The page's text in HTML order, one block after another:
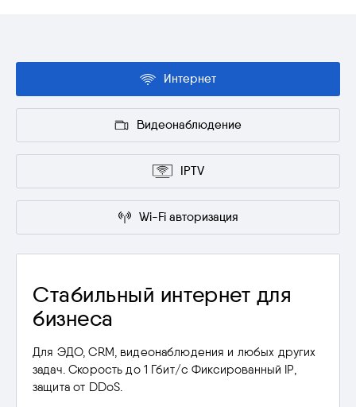
Интернет
Видеонаблюдение
IPTV
Wi-Fi авторизация
Стабильный интернет для
бизнеса
Для ЭДО, CRM, видеонаблюдения и любых других
задач. Скорость до 1 Гбит/с Фиксированный ІР,
защита от DDoS.